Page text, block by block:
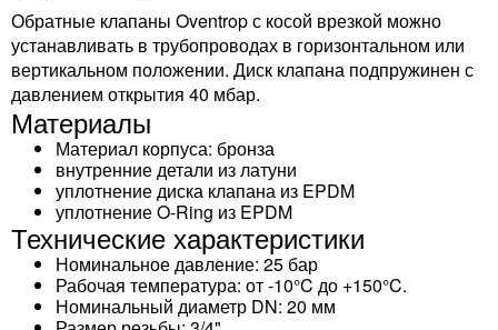
Обратные клапаны Oventrop с косой врезкой можно
устанавливать в трубопроводах в горизонтальном или
вертикальном положении. Диск клапана подпружинен с
давлением открытия 40 мбар.
Материалы
Материал корпуса: бронза
внутренние детали из латуни
уплотнение диска клапана из EPDM
уплотнение O-Ring из EPDM
Технические характеристики
Номинальное давление: 25 бар
Рабочая температура: от -10°C до +150°C.
Номинальный диаметр DN: 20 мм